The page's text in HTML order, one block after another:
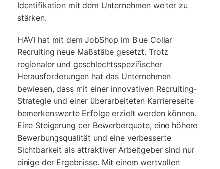
Identifikation mit dem Unternehmen weiter zu
stärken.
HAVI hat mit dem JobShop im Blue Collar
Recruiting neue Maßstäbe gesetzt. Trotz
regionaler und geschlechtsspezifischer
Herausforderungen hat das Unternehmen
bewiesen, dass mit einer innovativen Recruiting-
Strategie und einer überarbeiteten Karriereseite
bemerkenswerte Erfolge erzielt werden können.
Eine Steigerung der Bewerberquote, eine höhere
Bewerbungsqualität und eine verbesserte
Sichtbarkeit als attraktiver Arbeitgeber sind nur
einige der Ergebnisse. Mit einem wertvollen